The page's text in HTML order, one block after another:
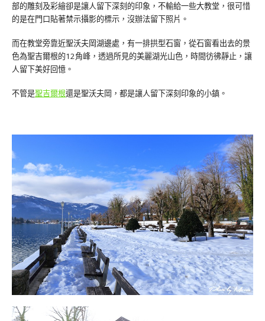
部的雕刻及彩繪卻是讓人留下深刻的印象，不輸給一些大教堂，很可惜
的是在門口貼著禁示攝影的標示，沒辦法留下照片。
而在教堂旁靠近聖沃夫岡湖邊處，有一排拱型石窗，從石窗看出去的景
色為聖吉爾根的12角峰，透過所見的美麗湖光山色，時間彷彿靜止，讓
人留下美好回憶。
不管是聖吉爾根還是聖沃夫岡，都是讓人留下深刻印象的小鎮。